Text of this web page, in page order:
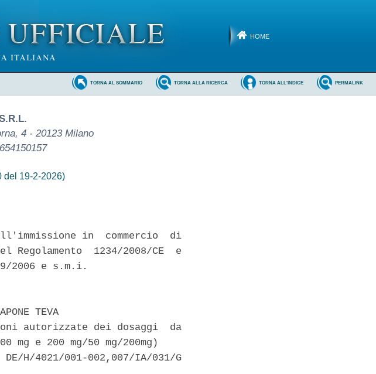
HOME
PERMALINK
TORNA ALL'INDICE
TORNA ALLA RICERCA
TORNA AL SOMMARIO
4 - 20123 Milano
del 19-2-2026)
in  commercio  di
Regolamento  1234/2008/CE  e
2006 e s.m.i.
TEVA
autorizzate dei dosaggi  da
mg e 200 mg/50 mg/200mg)
H/4021/001-002,007/IA/031/G